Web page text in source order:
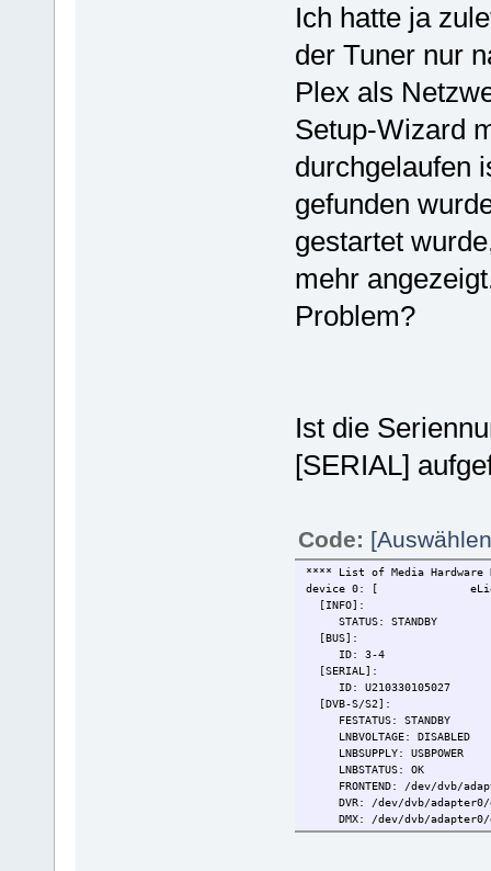
Ich hatte ja
der Tuner nur
Plex als
Setup-Wizard
durchgelaufen
gefunden
gestartet
mehr
Problem?
Ist die
[SERIAL]
Code:
**** List of Media Hardware
device 0: [ eLight] DVB-
[INFO]:
STATUS: STANDBY
[BUS]:
ID: 3-4
[SERIAL]:
ID: U210330105027
[DVB-S/S2]:
FESTATUS: STANDBY
LNBVOLTAGE: DISABLED
LNBSUPPLY: USBPOWER
LNBSTATUS: OK
FRONTEND: /dev/dvb/
DVR: /dev/dvb/adapter0/
DMX: /dev/dvb/adapter0/
[REMOTECONTROL]: